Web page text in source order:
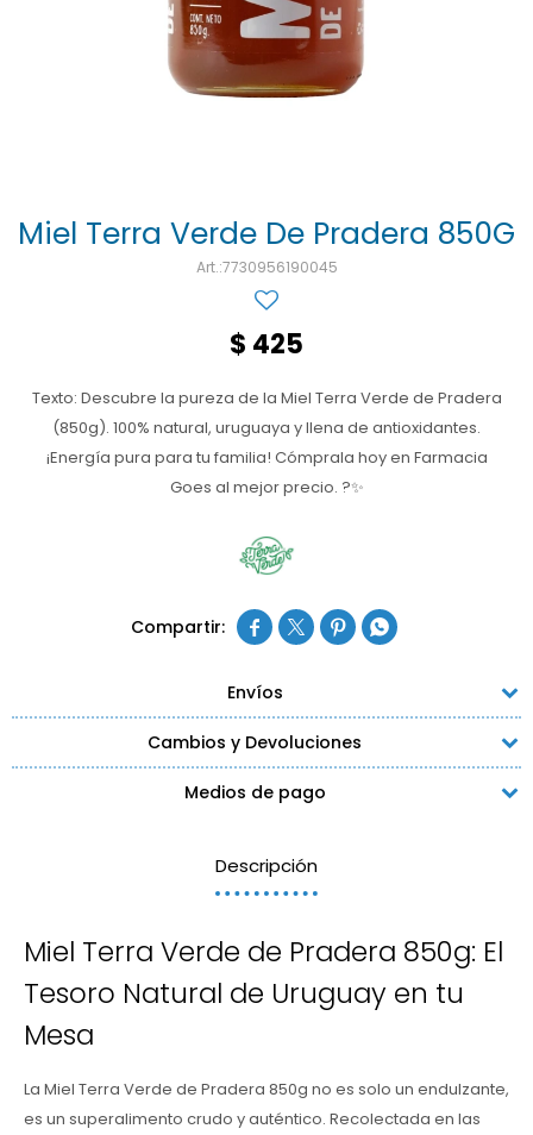
Miel Terra Verde De Pradera 850G
7730956190045
$ 425
Texto: Descubre la pureza de la Miel Terra Verde de Pradera
(850g). 100% natural, uruguaya y llena de antioxidantes.
¡Energía pura para tu familia! Cómprala hoy en Farmacia
Goes al mejor precio. ?✨
   
Envíos
Cambios y Devoluciones
Medios de pago
Descripción
Miel Terra Verde de Pradera 850g: El
Tesoro Natural de Uruguay en tu
Mesa
La Miel Terra Verde de Pradera 850g no es solo un endulzante,
es un superalimento crudo y auténtico. Recolectada en las
Test de autodiagnóstico
Alimentación